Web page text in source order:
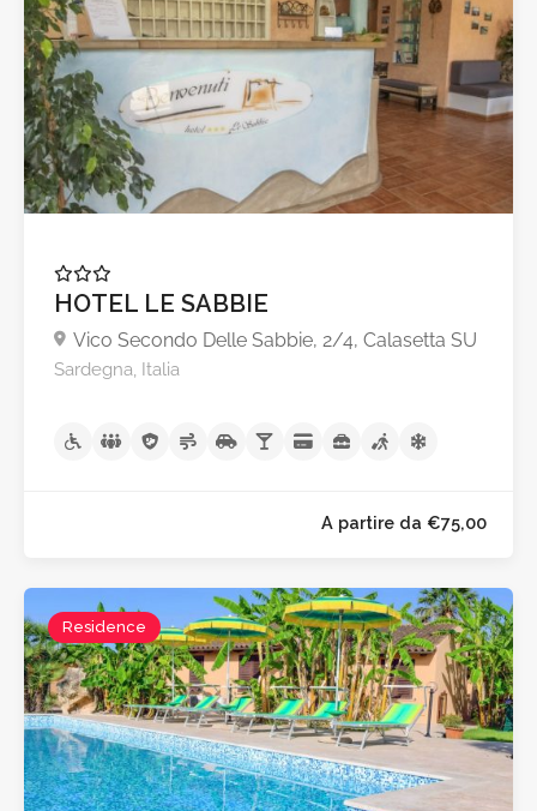
HOTEL LE SABBIE
Vico Secondo Delle Sabbie, 2/4, Calasetta SU
Sardegna, Italia
Residence